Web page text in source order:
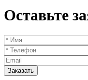
Оставьте